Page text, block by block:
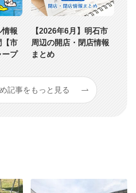
情報
【市
ープ
【2026年6月】明石市
周辺の開店・閉店情報
まとめ
記事をもっと見る